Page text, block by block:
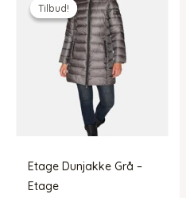
Tilbud!
Tilbud!
Etage Dunjakke Grå –
Etage